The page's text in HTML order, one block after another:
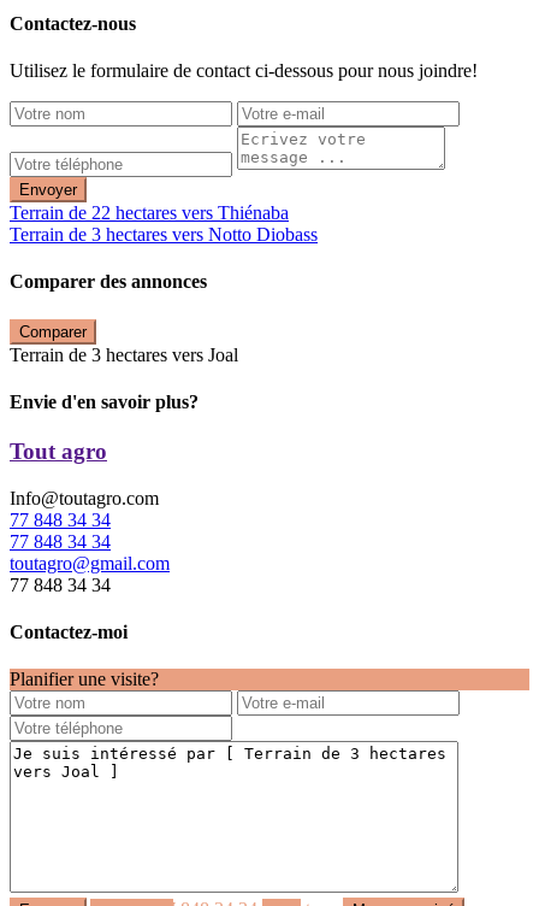
Contactez-nous
Utilisez le formulaire de contact ci-dessous pour nous joindre!
Envoyer
Terrain de 22 hectares vers Thiénaba
Terrain de 3 hectares vers Notto Diobass
Comparer des annonces
Comparer
Terrain de 3 hectares vers Joal
Envie d'en savoir plus?
Tout agro
Info@toutagro.com
77 848 34 34
77 848 34 34
toutagro@gmail.com
77 848 34 34
Contactez-moi
Planifier une visite?